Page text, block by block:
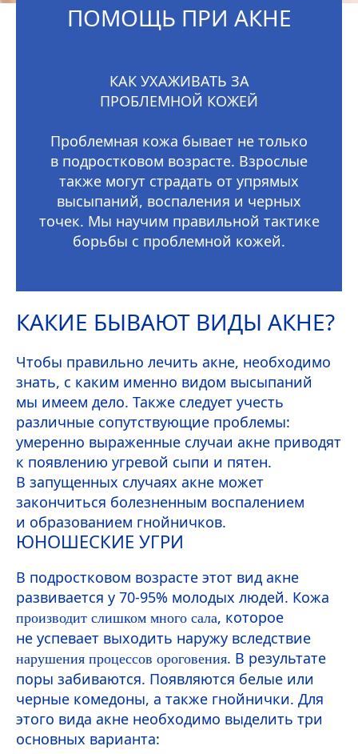
ПОМОЩЬ ПРИ АКНЕ
КАК УХАЖИВАТЬ ЗА
ПРОБЛЕМНОЙ КОЖЕЙ
Проблемная кожа бывает не только
в подростковом возрасте. Взрослые
также могут страдать от упрямых
высыпаний, воспаления и черных
точек. Мы научим правильной тактике
борьбы с проблемной кожей.
КАКИЕ БЫВАЮТ ВИДЫ АКНЕ?
Чтобы правильно лечить акне, необходимо
знать, с каким именно видом высыпаний
мы имеем дело. Также следует учесть
различные сопутствующие проблемы:
умеренно выраженные случаи акне приводят
к появлению угревой сыпи и пятен.
В запущенных случаях акне может
закончиться болезненным воспалением
и образованием гнойничков.
ЮНОШЕСКИЕ УГРИ
В подростковом возрасте этот вид акне
развивается у 70-95% молодых людей. Кожа
производит слишком много сала, которое
не успевает выходить наружу вследствие
нарушения процессов ороговения. В результате
поры забиваются. Появляются белые или
черные комедоны, а также гнойнички. Для
этого вида акне необходимо выделить три
основных варианта: